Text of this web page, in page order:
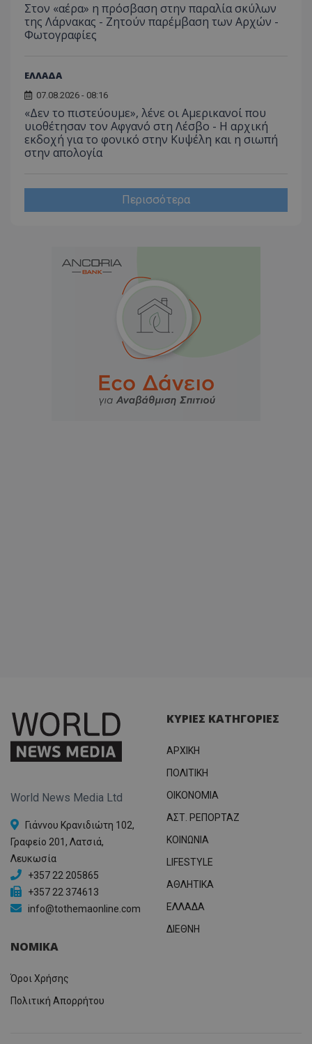
Στον «αέρα» η πρόσβαση στην παραλία σκύλων
της Λάρνακας - Ζητούν παρέμβαση των Αρχών -
Φωτογραφίες
ΕΛΛΑΔΑ
07.08.2026 - 08:16
«Δεν το πιστεύουμε», λένε οι Αμερικανοί που
υιοθέτησαν τον Αφγανό στη Λέσβο - Η αρχική
εκδοχή για το φονικό στην Κυψέλη και η σιωπή
στην απολογία
Περισσότερα
World News Media Ltd
Γιάννου Κρανιδιώτη 102,
Γραφείο 201, Λατσιά,
Λευκωσία
+357 22 205865
+357 22 374613
info@tothemaonline.com
ΚΥΡΙΕΣ ΚΑΤΗΓΟΡΙΕΣ
ΑΡΧΙΚΗ
ΠΟΛΙΤΙΚΗ
OIKONOMIA
ΑΣΤ. ΡΕΠΟΡΤΑΖ
ΚΟΙΝΩΝΙΑ
LIFESTYLE
ΑΘΛΗΤΙΚΑ
ΕΛΛΑΔΑ
ΔΙΕΘΝΗ
ΝΟΜΙΚΑ
Όροι Χρήσης
Πολιτική Απορρήτου